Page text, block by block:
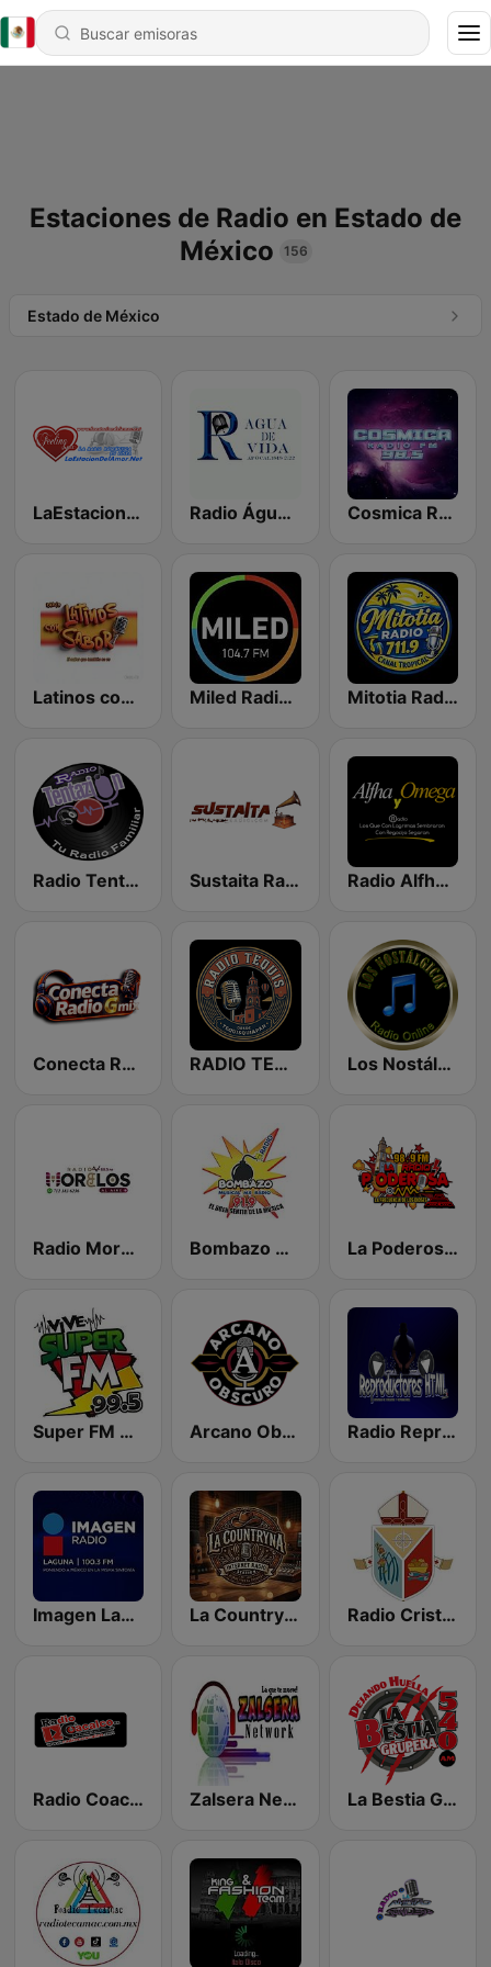
Estaciones de Radio en Estado de
México
156
Estado de México
LaEstacionDelAmor.Net Radio Água De Vida Cosmica Radio 98.5 FM
Latinos con Sabor Miled Radio Atlacomulco Mitotia Radio 711.9
Radio Tentazion Sustaita Radio Radio Alfha y Omega
Conecta Radio G Mix RADIO TEQUIS Los Nostálgicos Radio Online
Radio Morelos al Aire Bombazo Musical Mx 91.9 La Poderosa 98.9 FM
Super FM 99.5 Arcano Obscuro Radio Reproductores HTML
Imagen Laguna 100.3 FM La Countryna Radio Cristo Rey
Radio Coacalco Zalsera Network La Bestia Grupera 540 AM